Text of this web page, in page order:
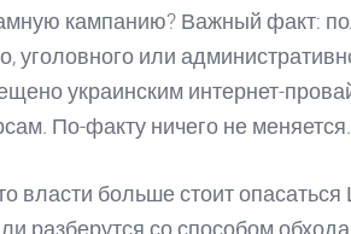
кампанию? Важный факт:
уголовного или
украинским интернет-
По-факту ничего не меняется.
власти больше стоит
разберутся со способом